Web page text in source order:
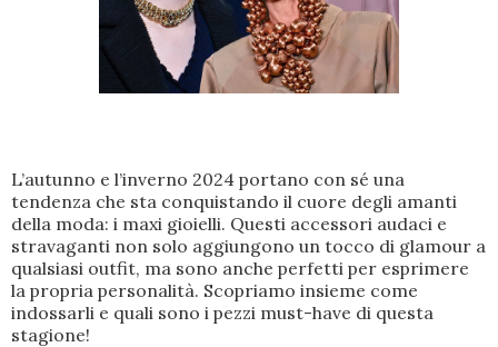
L’autunno e l’inverno 2024 portano con sé una
tendenza che sta conquistando il cuore degli amanti
della moda: i maxi gioielli. Questi accessori audaci e
stravaganti non solo aggiungono un tocco di glamour a
qualsiasi outfit, ma sono anche perfetti per esprimere
la propria personalità. Scopriamo insieme come
indossarli e quali sono i pezzi must-have di questa
stagione!